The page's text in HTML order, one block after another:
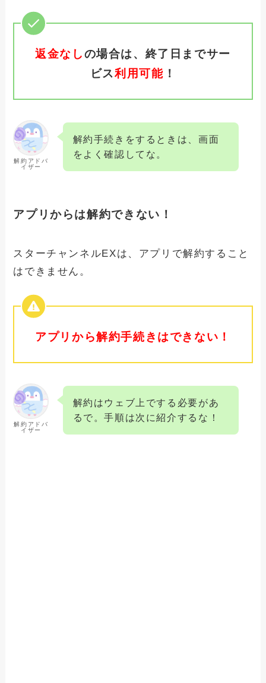
返金なしの場合は、終了日までサー
ビス利用可能 ！
解約アドバ
イザー
解約手続きをするときは、画面
をよく確認してな。
アプリからは解約できない！
スターチャンネルEXは、アプリで解約すること
はできません。
アプリから解約手続きはできない！
解約アドバ
イザー
解約はウェブ上でする必要があ
るで。手順は次に紹介するな！